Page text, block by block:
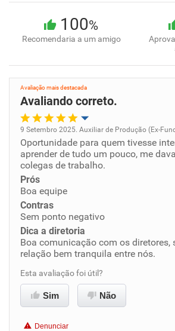
100%
Recomendaria a um amigo
Avaliação mais destacada
Avaliando correto.
Oportunidade de promoção
Ambiente de trabalho
Conciliação com a vida familiar
Benefícios
9 Setembro 2025. Auxiliar de Produção (Ex-
Oportunidade para quem tivesse
aprender de tudo um pouco, me
colegas de trabalho.
Prós
Boa equipe
Contras
Sem ponto negativo
Dica a diretoria
Boa comunicação com os diretores,
relação bem tranquila entre nós.
Esta avaliação foi útil?
Sim Não
Denunciar